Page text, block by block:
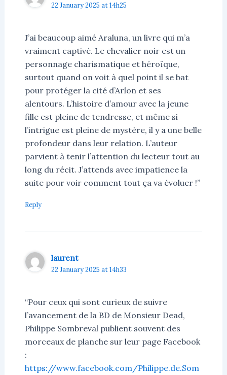
22 January 2025 at 14h25
J’ai beaucoup aimé Araluna, un livre qui m’a
vraiment captivé. Le chevalier noir est un
personnage charismatique et héroïque,
surtout quand on voit à quel point il se bat
pour protéger la cité d’Arlon et ses
alentours. L’histoire d’amour avec la jeune
fille est pleine de tendresse, et même si
l’intrigue est pleine de mystère, il y a une belle
profondeur dans leur relation. L’auteur
parvient à tenir l’attention du lecteur tout au
long du récit. J’attends avec impatience la
suite pour voir comment tout ça va évoluer !”
Reply
laurent
22 January 2025 at 14h33
“Pour ceux qui sont curieux de suivre
l’avancement de la BD de Monsieur Dead,
Philippe Sombreval publient souvent des
morceaux de planche sur leur page Facebook
:
https://www.facebook.com/Philippe.de.Som